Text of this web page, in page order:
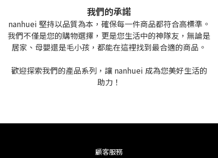
我們的承諾
nanhuei 堅持以品質為本，確保每一件商品都符合高標準。
我們不僅是您的購物選擇，更是您生活中的神隊友，無論是
居家、母嬰還是毛小孩，都能在這裡找到最合適的商品。
歡迎探索我們的產品系列，讓 nanhuei 成為您美好生活的
助力！
顧客服務